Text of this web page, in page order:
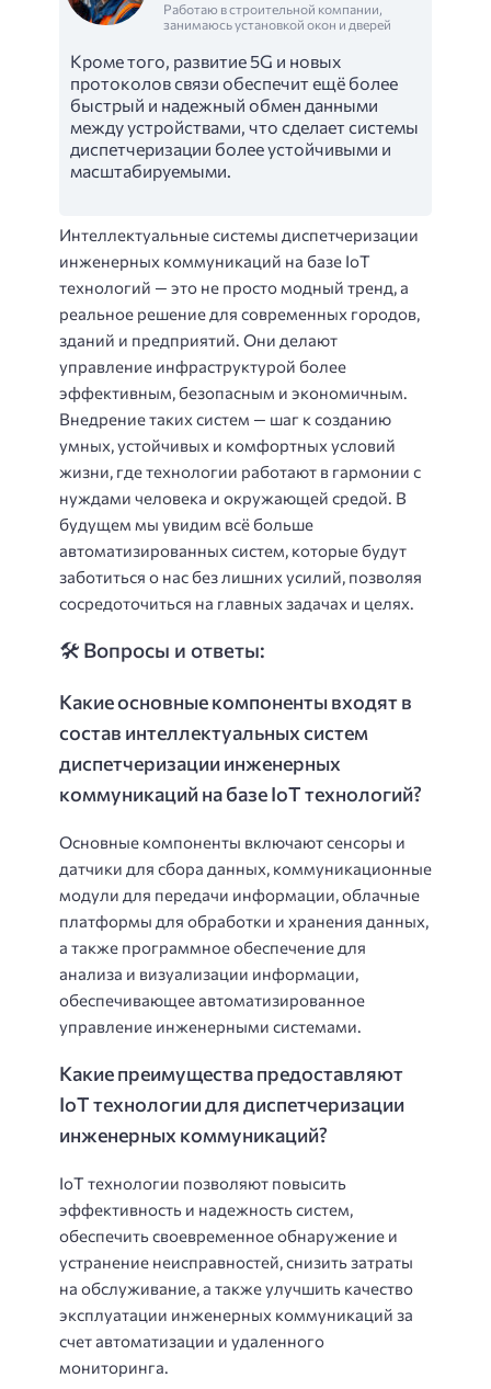
Работаю в строительной компании,
занимаюсь установкой окон и дверей
Кроме того, развитие 5G и новых
протоколов связи обеспечит ещё более
быстрый и надежный обмен данными
между устройствами, что сделает системы
диспетчеризации более устойчивыми и
масштабируемыми.
Интеллектуальные системы диспетчеризации
инженерных коммуникаций на базе IoT
технологий — это не просто модный тренд, а
реальное решение для современных городов,
зданий и предприятий. Они делают
управление инфраструктурой более
эффективным, безопасным и экономичным.
Внедрение таких систем — шаг к созданию
умных, устойчивых и комфортных условий
жизни, где технологии работают в гармонии с
нуждами человека и окружающей средой. В
будущем мы увидим всё больше
автоматизированных систем, которые будут
заботиться о нас без лишних усилий, позволяя
сосредоточиться на главных задачах и целях.
🛠️ Вопросы и ответы:
Какие основные компоненты входят в
состав интеллектуальных систем
диспетчеризации инженерных
коммуникаций на базе IoT технологий?
Основные компоненты включают сенсоры и
датчики для сбора данных, коммуникационные
модули для передачи информации, облачные
платформы для обработки и хранения данных,
а также программное обеспечение для
анализа и визуализации информации,
обеспечивающее автоматизированное
управление инженерными системами.
Какие преимущества предоставляют
IoT технологии для диспетчеризации
инженерных коммуникаций?
IoT технологии позволяют повысить
эффективность и надежность систем,
обеспечить своевременное обнаружение и
устранение неисправностей, снизить затраты
на обслуживание, а также улучшить качество
эксплуатации инженерных коммуникаций за
счет автоматизации и удаленного
мониторинга.